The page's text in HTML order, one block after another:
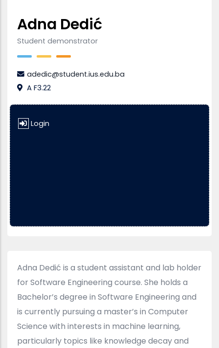
Adna Dedić
Student demonstrator
adedic@student.ius.edu.ba
A F3.22
Login
Adna Dedić is a student assistant and lab holder
for Software Engineering course. She holds a
Bachelor’s degree in Software Engineering and
is currently pursuing a master’s in Computer
Science with interests in machine learning,
particularly topics like knowledge decay and